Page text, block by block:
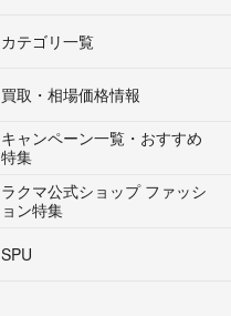
カテゴリ一覧
買取・相場価格情報
キャンペーン一覧・おすすめ
特集
ラクマ公式ショップ ファッシ
ョン特集
SPU